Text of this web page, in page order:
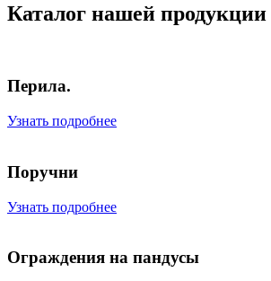
Каталог нашей продукции
Перила.
Узнать подробнее
Поручни
Узнать подробнее
Ограждения на пандусы